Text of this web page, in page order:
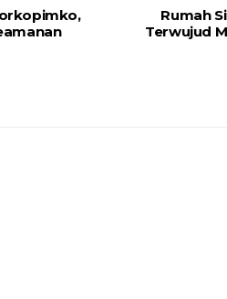
Rumah
Terwujud